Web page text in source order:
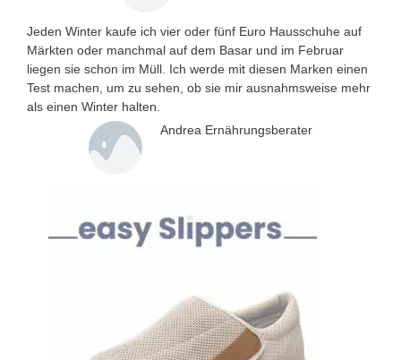
Jeden Winter kaufe ich vier oder fünf Euro Hausschuhe auf
Märkten oder manchmal auf dem Basar und im Februar
liegen sie schon im Müll. Ich werde mit diesen Marken einen
Test machen, um zu sehen, ob sie mir ausnahmsweise mehr
als einen Winter halten.
Andrea Ernährungsberater